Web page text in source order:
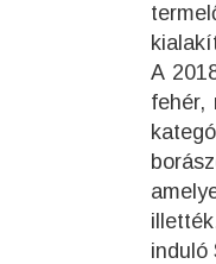
A
fehér,
induló